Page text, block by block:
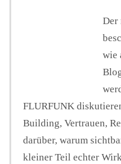
Der
wie
FLURFUNK
Building, Vertrauen,
darüber, warum
kleiner Teil echter